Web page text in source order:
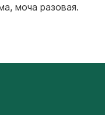
моча разовая.